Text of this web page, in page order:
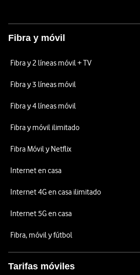
Fibra y móvil
Fibra y 2 líneas móvil + TV
Fibra y 3 líneas móvil
Fibra y 4 líneas móvil
Fibra y móvil ilimitado
Fibra Móvil y Netflix
Internet en casa
Internet 4G en casa ilimitado
Internet 5G en casa
Fibra, móvil y fútbol
Tarifas móviles